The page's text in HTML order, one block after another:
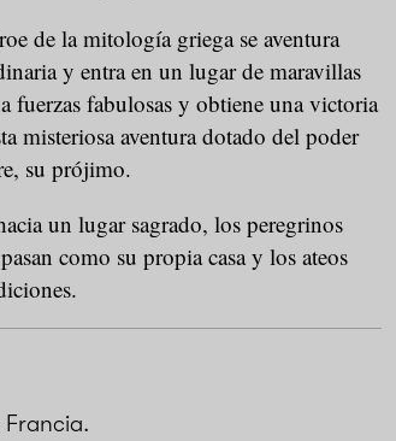
de la mitología griega se aventura
y entra en un lugar de maravillas
fuerzas fabulosas y obtiene una victoria
misteriosa aventura dotado del poder
su prójimo.
un lugar sagrado, los peregrinos
como su propia casa y los ateos